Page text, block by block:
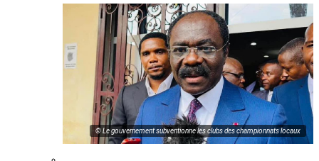
© Le gouvernement subventionne les clubs des championnats locaux